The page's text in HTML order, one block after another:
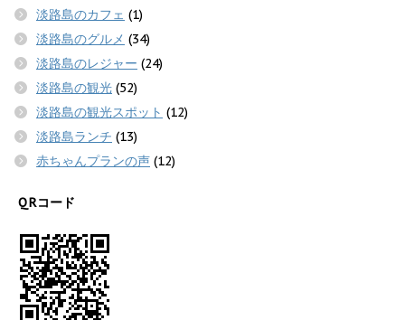
淡路島のカフェ (1)
淡路島のグルメ (34)
淡路島のレジャー (24)
淡路島の観光 (52)
淡路島の観光スポット (12)
淡路島ランチ (13)
赤ちゃんプランの声 (12)
QRコード